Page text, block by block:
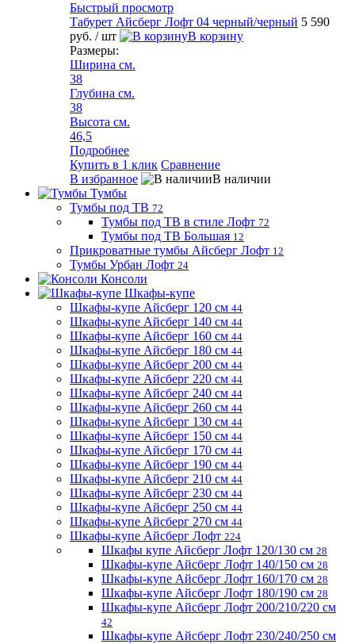
Быстрый просмотр
Табурет Айсберг Лофт 04 черный/черный 5 590
руб. / шт
В корзину
Размеры:
Ширина см.
38
Глубина см.
38
Высота см.
46,5
Подробнее
Купить в 1 клик Сравнение
В избранное
В наличии
Тумбы
Тумбы под ТВ 72
Тумбы под ТВ в стиле Лофт 72
Тумбы под ТВ Большая 12
Прикроватные тумбы Айсберг Лофт 12
Тумбы Урбан Лофт 24
Консоли
Шкафы-купе
Шкафы-купе Айсберг 120 см 44
Шкафы-купе Айсберг 140 см 44
Шкафы-купе Айсберг 160 см 44
Шкафы-купе Айсберг 180 см 44
Шкафы-купе Айсберг 200 см 44
Шкафы-купе Айсберг 220 см 44
Шкафы-купе Айсберг 240 см 44
Шкафы-купе Айсберг 260 см 44
Шкафы-купе Айсберг 130 см 44
Шкафы-купе Айсберг 150 см 44
Шкафы-купе Айсберг 170 см 44
Шкафы-купе Айсберг 190 см 44
Шкафы-купе Айсберг 210 см 44
Шкафы-купе Айсберг 230 см 44
Шкафы-купе Айсберг 250 см 44
Шкафы-купе Айсберг 270 см 44
Шкафы-купе Айсберг Лофт 224
Шкафы купе Айсберг Лофт 120/130 см 28
Шкафы-купе Айсберг Лофт 140/150 см 28
Шкафы-купе Айсберг Лофт 160/170 см 28
Шкафы-купе Айсберг Лофт 180/190 см 28
Шкафы-купе Айсберг Лофт 200/210/220 см
42
Шкафы-купе Айсберг Лофт 230/240/250 см